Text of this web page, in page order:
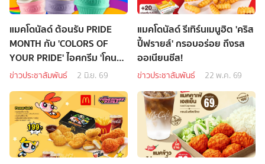
แมคโดนัลด์ ต้อนรับ PRIDE
MONTH กับ 'COLORS OF
YOUR PRIDE' ไอศกรีม 'โคน
หลากสี'
ข่าวประชาสัมพันธ์ 2 มิ.ย. 69
แมคโดนัลด์ รีเทิร์นเมนูฮิต 'คริส
ปี้ฟรายส์' กรอบอร่อย ถึงรส
ออเนียนชีส!
ข่าวประชาสัมพันธ์ 22 พ.ค. 69